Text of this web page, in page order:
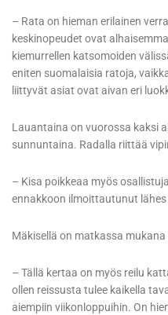
– Rata on hieman erilainen
keskinopeudet ovat
kiemurrellen katsomoiden
eniten suomalaisia ratoja,
liittyvät asiat ovat aivan eri
Lauantaina on vuorossa kaksi
sunnuntaina. Radalla riittää
– Kisa poikkeaa myös
ennakkoon ilmoittautunut lähes
Mäkisellä on matkassa
– Tällä kertaa on myös reilu
ollen reissusta tulee kaikella
aiempiin viikonloppuihin. On